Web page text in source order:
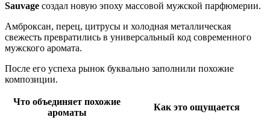
Sauvage создал новую эпоху массовой мужской парфюмерии.
Амброксан, перец, цитрусы и холодная металлическая
свежесть превратились в универсальный код современного
мужского аромата.
После его успеха рынок буквально заполнили похожие
композиции.
Что объединяет похожие
ароматы
Как это ощущается